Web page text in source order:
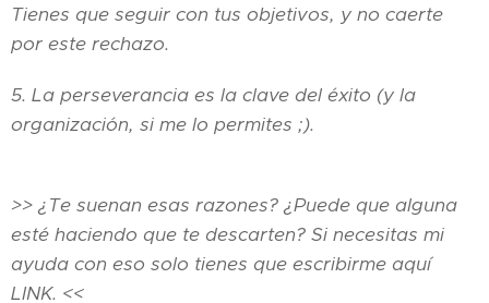
Tienes que seguir con tus objetivos, y no caerte
por este rechazo.
5. La perseverancia es la clave del éxito (y la
organización, si me lo permites ;).
>> ¿Te suenan esas razones? ¿Puede que alguna
esté haciendo que te descarten? Si necesitas mi
ayuda con eso solo tienes que escribirme aquí
LINK. <<